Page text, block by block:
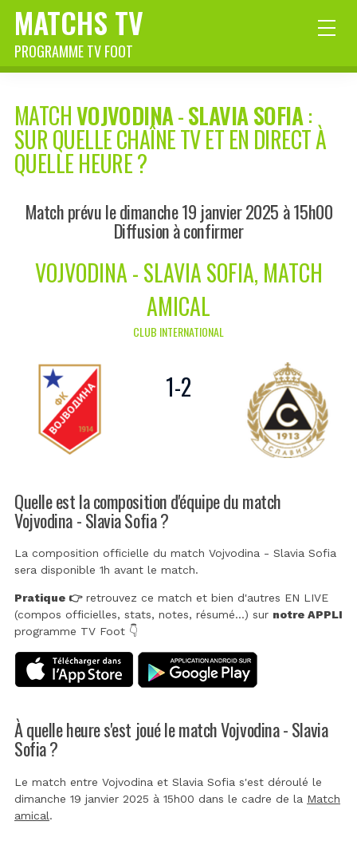
MATCHS TV
PROGRAMME TV FOOT
MATCHVOJVODINA-SLAVIA SOFIA:
SUR QUELLE CHAÎNE TV ET EN DIRECT À
QUELLE HEURE ?
Match prévu le dimanche 19 janvier 2025 à 15h00
Diffusion à confirmer
VOJVODINA - SLAVIA SOFIA, MATCH
AMICAL
CLUB INTERNATIONAL
1-2
Quelle est la composition d'équipe du match
Vojvodina - Slavia Sofia ?
La composition officielle du match Vojvodina - Slavia Sofia
sera disponible 1h avant le match.
Pratique 👉retrouvez ce match et bien d'autres EN LIVE
(compos officielles, stats, notes, résumé...) sur notre APPLI
programme TV Foot 👇
À quelle heure s'est joué le match Vojvodina - Slavia
Sofia ?
Le match entre Vojvodina et Slavia Sofia s'est déroulé le
dimanche 19 janvier 2025 à 15h00 dans le cadre de la Match
amical.